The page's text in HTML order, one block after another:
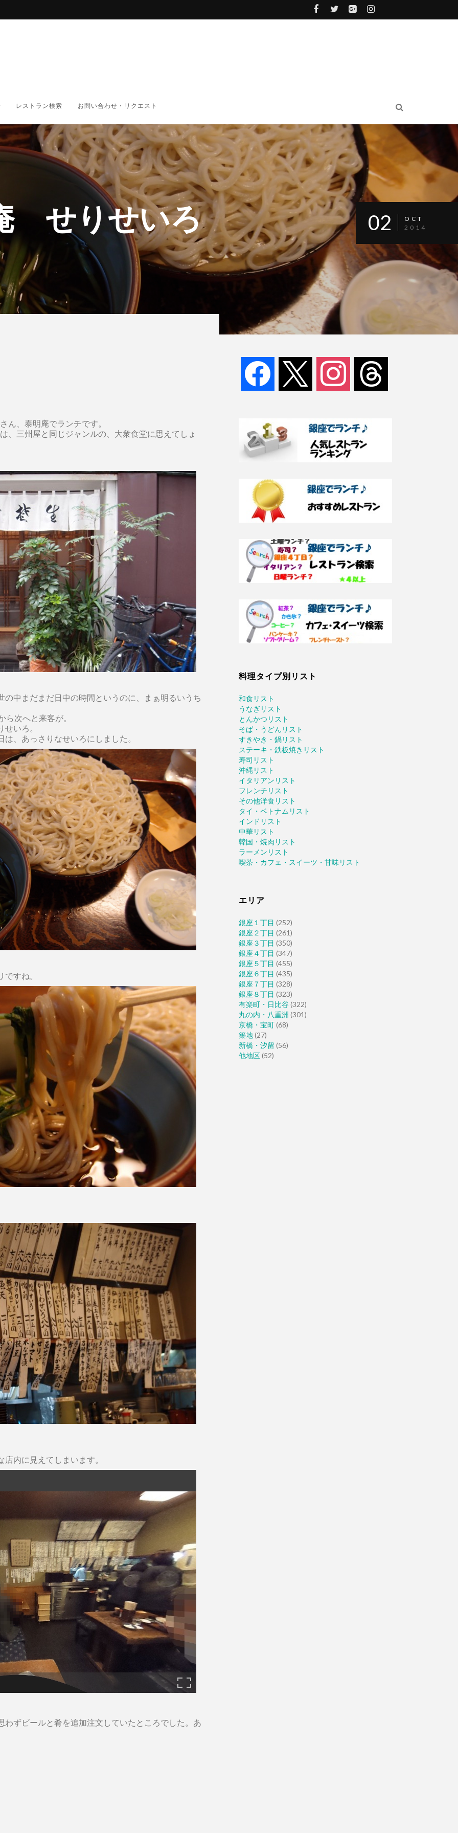
レストラン検索 お問い合わせ・リクエスト
せりせいろ 02
OCT
2014
ん、泰明庵でランチです。
、三州屋と同じジャンルの、大衆食堂に思えてしょ
中まだまだ日中の時間というのに、まぁ明るいうち
次へと来客が。
いろ。
、あっさりなせいろにしました。
すね。
内に見えてしまいます。
ずビールと肴を追加注文していたところでした。あ
facebook instagram threads
料理タイプ別リスト
和食リスト
うなぎリスト
とんかつリスト
そば・うどんリスト
すきやき・鍋リスト
ステーキ・鉄板焼きリスト
寿司リスト
沖縄リスト
イタリアンリスト
フレンチリスト
その他洋食リスト
タイ・ベトナムリスト
インドリスト
中華リスト
韓国・焼肉リスト
ラーメンリスト
喫茶・カフェ・スイーツ・甘味リスト
エリア
銀座１丁目 (252)
銀座２丁目 (261)
銀座３丁目 (350)
銀座４丁目 (347)
銀座５丁目 (455)
銀座６丁目 (435)
銀座７丁目 (328)
銀座８丁目 (323)
有楽町・日比谷(322)
丸の内・八重洲 (301)
京橋・宝町(68)
築地(27)
新橋・汐留 (56)
他地区(52)